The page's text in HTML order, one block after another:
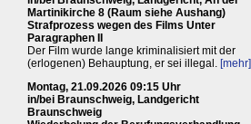
Martinikirche 8 (Raum siehe Aushang)
Strafprozess wegen des Films Unter
Paragraphen II
Der Film wurde lange kriminalisiert mit der
(erlogenen) Behauptung, er sei illegal. [mehr]
Montag, 21.09.2026 09:15 Uhr
in/bei Braunschweig, Landgericht
Braunschweig